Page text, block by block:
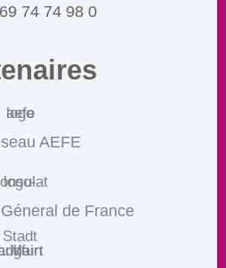
74 74 98 0
AEFE
de France